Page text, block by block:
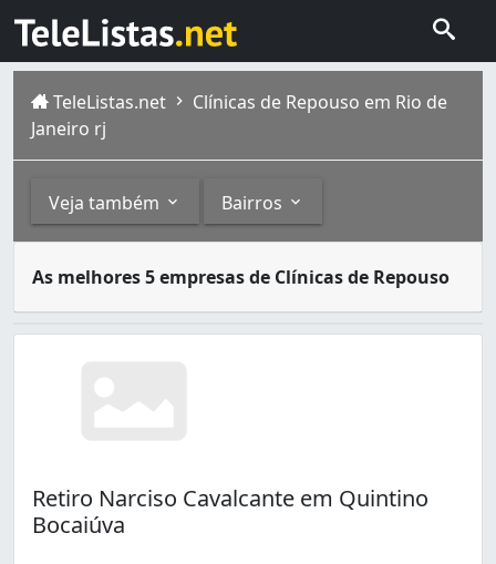
TeleListas.net
Clínicas de Repouso em Rio de
Janeiro rj
Veja também Bairros
Caju (1)
Campinho (1)
As melhores 5 empresas de Clínicas de Repouso
A cidade do Rio de Janeiro capital do estado
Retiro Narciso Cavalcante em Quintino
Bocaiúva